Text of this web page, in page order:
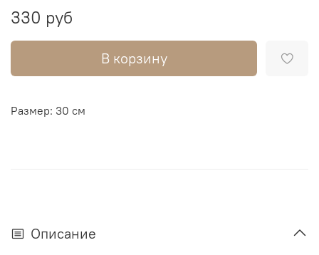
330 руб
В корзину
Размер: 30 см
Описание